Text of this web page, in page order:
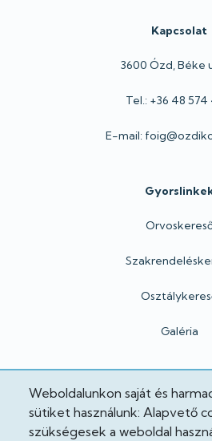
Weboldalunkon saját és
sütiket használunk: Alapvető
szükségesek a weboldal
Kapcsolat
3600 Ózd, Béke
Tel.: +36 48
E-mail:
Galéria
Hivatalos
Adatkezelési